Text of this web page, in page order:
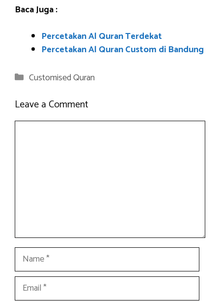
Baca Juga :
Percetakan Al Quran Terdekat
Percetakan Al Quran Custom di Bandung
Categories
Customised Quran
Leave a Comment
Name
Email